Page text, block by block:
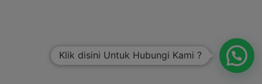
Klik disini Untuk Hubungi Kami ?